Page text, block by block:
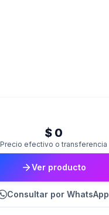
$ 0
Precio efectivo o transferencia
Ver producto
Consultar por WhatsApp